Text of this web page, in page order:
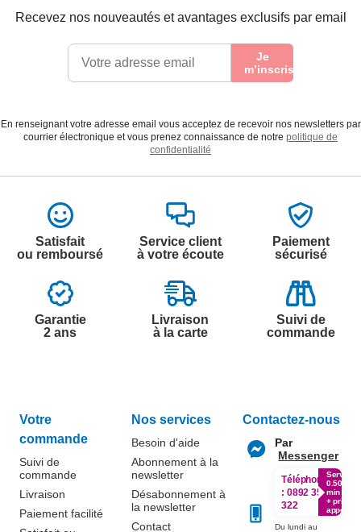
Recevez nos nouveautés et avantages exclusifs par email
Je
m’inscris
En renseignant votre adresse email vous acceptez de recevoir nos newsletters par
courrier électronique et vous prenez connaissance de notre politique de
confidentialité
Satisfait
ou remboursé
Service client
à votre écoute
Paiement
sécurisé
Garantie
2 ans
Livraison
à la carte
Suivi de
commande
Votre
commande
Suivi de
commande
Livraison
Paiement facilité
Nos services
Besoin d'aide
Abonnement à la
newsletter
Désabonnement à
la newsletter
Contact
Contactez-nous
Par
Messenger
Téléphone
: 0892 350
322
Service
0.50€ /
min
+ prix
appel
Du lundi au